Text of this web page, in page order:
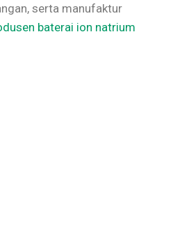
serta manufaktur
baterai ion natrium